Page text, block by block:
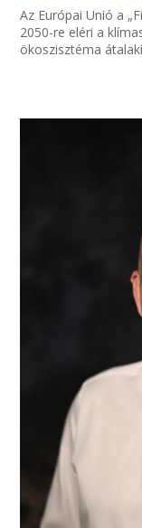
Az Európai Unió a
2050-re eléri a
ökoszisztéma